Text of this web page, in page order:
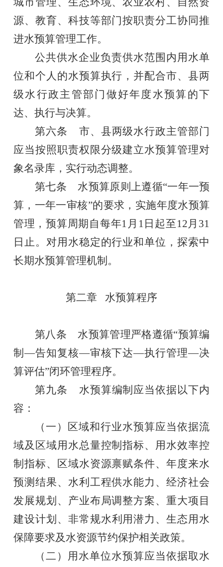
源、教育、科技等部门按职责分工协同推
进水预算管理工作。
公共供水企业负责供水范围内用水单
位和个人的水预算执行，并配合市、县两
级水行政主管部门 做好年度水预算的下
达、执行与决算。
第六条
市、县两级水行政主管部门
应当按照职责权限分级建立水预算管理对
象名录库，实行动态调整。
第七条 水预算原则上遵循“一年一预
算，一年一审核”的要求，实施年度水预算
管理，预算周期 自每年1 月 1 日起至12 月 31
日止。 对用水稳定的行业和单位，探索中
长期水预算管理机制。
第二章 水预算程序
第八条 水预算管理严格遵循“预算编
制—告知复核—审核下达—执行管理—决
算评估”闭环管理程序。
第九条
水预算编制应当依据以下内
容 ：
（一）
区域和行业水预算应当依据流
域及区域用水总量控制指标、用水效率控
制指标、
区域水资源禀赋条件、年度来水
预测结果、水利工程供水能力 、经济社会
发展规划、产业布局调整方案、重大项目
建设计划 、 非常规水利用潜力、生态用水
保障要求及水资源节约保护相关政策。
（二 ） 用水单位水预算应当依据取水